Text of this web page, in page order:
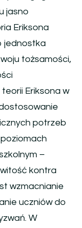
jasno
Eriksona
jednostka
tożsamości,
Eriksona w
potrzeb
–
kontra
wzmacnianie
uczniów do
W